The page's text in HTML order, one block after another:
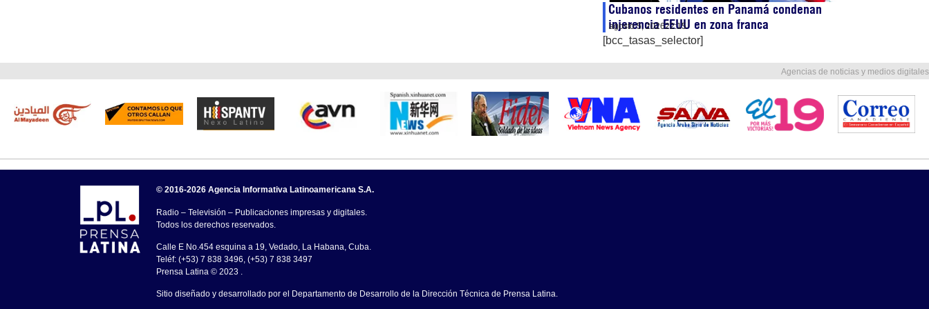
Cubanos residentes en Panamá condenan
injerencia EEUU en zona franca
agosto 5, 202622:15
[bcc_tasas_selector]
Agencias de noticias y medios digitales
© 2016-2026 Agencia Informativa Latinoamericana S.A.
Radio – Televisión – Publicaciones impresas y digitales.
Todos los derechos reservados.
Calle E No.454 esquina a 19, Vedado, La Habana, Cuba.
Teléf: (+53) 7 838 3496, (+53) 7 838 3497
Prensa Latina © 2023 .
Sitio diseñado y desarrollado por el Departamento de Desarrollo de la Dirección Técnica de Prensa Latina.